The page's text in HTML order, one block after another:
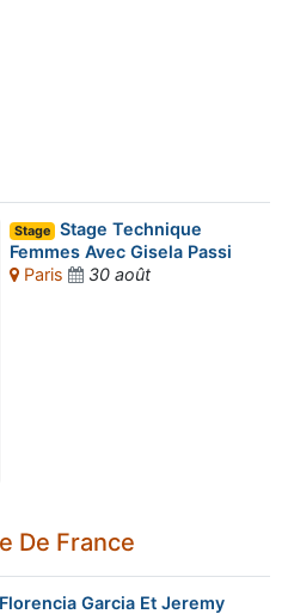
Stage
Stage Technique
Femmes Avec Gisela Passi
Paris
30 août
De France
Garcia Et Jeremy